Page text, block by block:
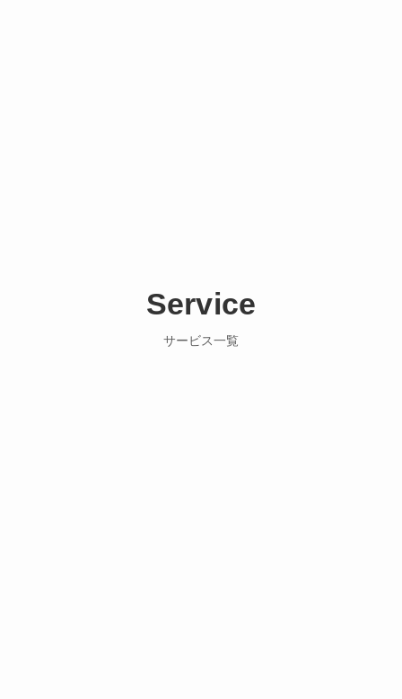
Service
サービス一覧